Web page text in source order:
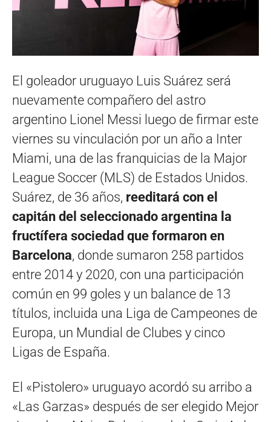
El goleador uruguayo Luis Suárez será
nuevamente compañero del astro
argentino Lionel Messi luego de firmar este
viernes su vinculación por un año a Inter
Miami, una de las franquicias de la Major
League Soccer (MLS) de Estados Unidos.
Suárez, de 36 años, reeditará con el
capitán del seleccionado argentina la
fructífera sociedad que formaron en
Barcelona, donde sumaron 258 partidos
entre 2014 y 2020, con una participación
común en 99 goles y un balance de 13
títulos, incluida una Liga de Campeones de
Europa, un Mundial de Clubes y cinco
Ligas de España.
El «Pistolero» uruguayo acordó su arribo a
«Las Garzas» después de ser elegido Mejor